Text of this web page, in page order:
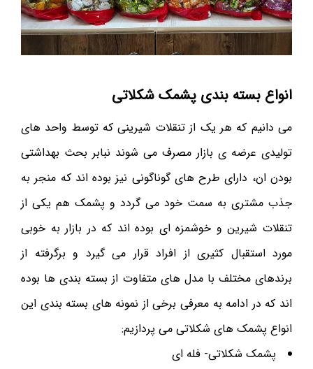
انواع بسته بندی پشمک شکلاتی
می دانیم که هر یک از تنقلات شیرینی که توسط واحد های
تولیدی عرضه ی بازار مصرف می شوند نبابر بحث بهداشتی
بودن ان، دارای طرح های گوناگونی نیز بوده اند که منجر به
جذب مشتری به سمت خود می گردد و پشمک هم یکی از
تنقلات شیرین و خوشمزه ای بوده اند که در بازار به خوبی
مورد استقبال کثیری از افراد قرار می گیرد و برگرفته از
برندهای مختلف با مدل های متفاوت از بسته بندی ها بوده
اند که در ادامه به معرفی برخی از نمونه های بسته بندی این
انواع پشمک های شکلاتی می پردازیم:
پشمک شکلاتی- فله ای